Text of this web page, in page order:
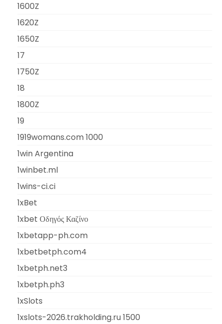
1600Z
1620Z
1650Z
17
1750Z
18
1800Z
19
1919womans.com 1000
1win Argentina
1winbet.ml
1wins-ci.ci
1xBet
1xbet Οδηγός Καζίνο
1xbetapp-ph.com
1xbetbetph.com4
1xbetph.net3
1xbetph.ph3
1xSlots
1xslots-2026.trakholding.ru 1500